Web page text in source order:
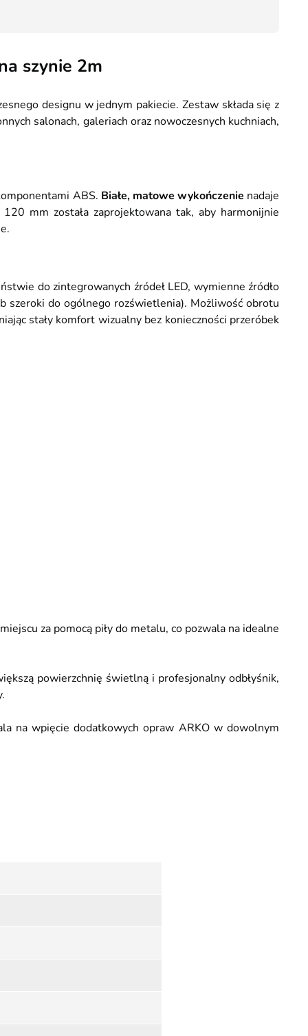
szynie 2m
designu w jednym pakiecie. Zestaw składa się z
salonach, galeriach oraz nowoczesnych kuchniach,
ABS. Białe, matowe wykończenie nadaje
mm została zaprojektowana tak, aby harmonijnie
do zintegrowanych źródeł LED, wymienne źródło
szeroki do ogólnego rozświetlenia). Możliwość obrotu
stały komfort wizualny bez konieczności przeróbek
za pomocą piły do metalu, co pozwala na idealne
powierzchnię świetlną i profesjonalny odbłyśnik,
na wpięcie dodatkowych opraw ARKO w dowolnym